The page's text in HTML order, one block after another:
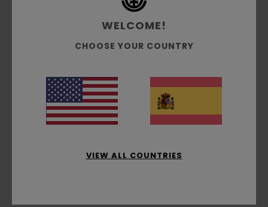
corte Regular
Interior cepillado
Etiqueta rectangular Timber/Element en el
lateral
WELCOME!
CHOOSE YOUR COUNTRY
VIEW ALL COUNTRIES